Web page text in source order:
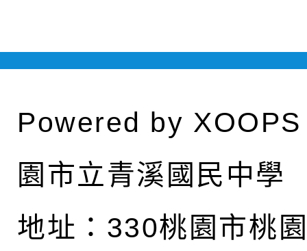
Powered by XOOPS
園市立青溪國民中學
地址： 330桃園市桃